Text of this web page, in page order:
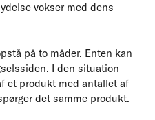
vokser med dens
på to måder. Enten kan
I den situation
et produkt med antallet af
det samme produkt.